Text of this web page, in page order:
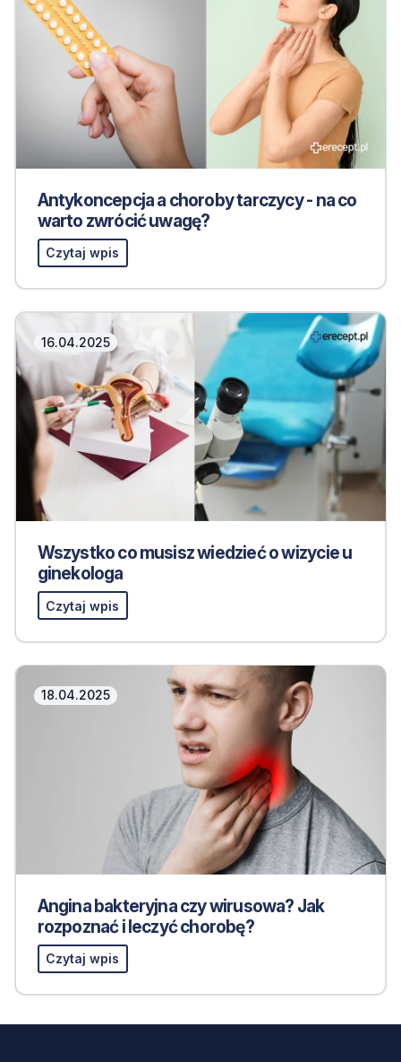
Antykoncepcja a choroby tarczycy - na co
warto zwrócić uwagę?
Czytaj wpis
16.04.2025
Wszystko co musisz wiedzieć o wizycie u
ginekologa
Czytaj wpis
18.04.2025
Angina bakteryjna czy wirusowa? Jak
rozpoznać i leczyć chorobę?
Czytaj wpis